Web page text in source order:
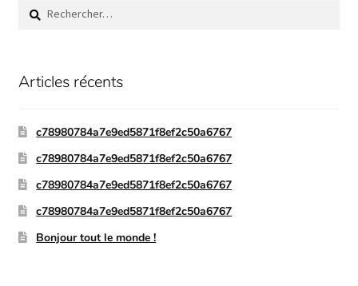
Articles récents
c78980784a7e9ed5871f8ef2c50a6767
c78980784a7e9ed5871f8ef2c50a6767
c78980784a7e9ed5871f8ef2c50a6767
c78980784a7e9ed5871f8ef2c50a6767
Bonjour tout le monde !